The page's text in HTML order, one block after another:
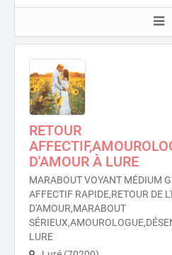
RETOUR
D'AMOUR À LURE
MARABOUT VOYANT MÉDIUM
AFFECTIF RAPIDE,RETOUR DE
D'AMOUR,MARABOUT
LURE